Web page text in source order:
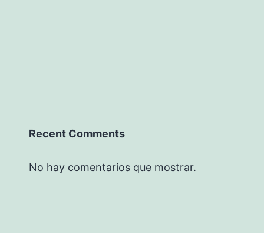
Recent Comments
No hay comentarios que mostrar.